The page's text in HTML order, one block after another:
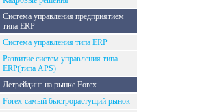
Система управления предприятием
типа ERP
Система управления типа ERP
Развитие систем управления типа
ERP(типа APS)
Детрейдинг на рынке Forex
Forex-самый быстрорастущий рынок